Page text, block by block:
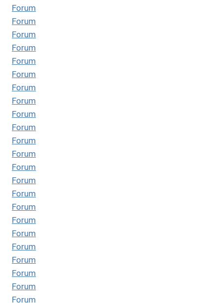
Forum
Forum
Forum
Forum
Forum
Forum
Forum
Forum
Forum
Forum
Forum
Forum
Forum
Forum
Forum
Forum
Forum
Forum
Forum
Forum
Forum
Forum
Forum